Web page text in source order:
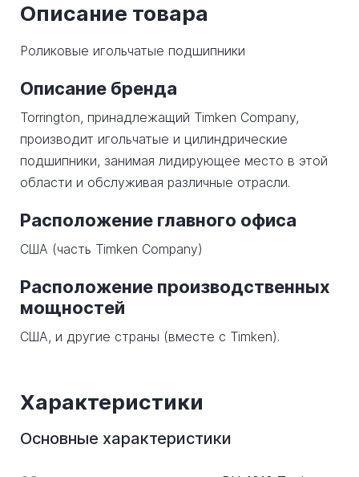
Описание товара
Роликовые игольчатые подшипники
Описание бренда
Torrington, принадлежащий Timken Company,
производит игольчатые и цилиндрические
подшипники, занимая лидирующее место в этой
области и обслуживая различные отрасли.
Расположение главного офиса
США (часть Timken Company)
Расположение производственных
мощностей
США, и другие страны (вместе с Timken).
Характеристики
Основные характеристики